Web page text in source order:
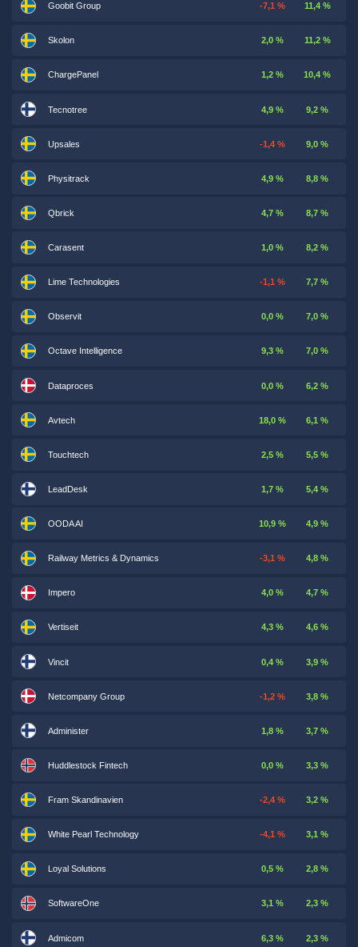
Goobit Group -7,1 % 11,4 %
Skolon 2,0 % 11,2 %
ChargePanel 1,2 % 10,4 %
Tecnotree 4,9 % 9,2 %
Upsales -1,4 % 9,0 %
Physitrack 4,9 % 8,8 %
Qbrick 4,7 % 8,7 %
Carasent 1,0 % 8,2 %
Lime Technologies -1,1 % 7,7 %
Observit 0,0 % 7,0 %
Octave Intelligence 9,3 % 7,0 %
Dataproces 0,0 % 6,2 %
Avtech 18,0 % 6,1 %
Touchtech 2,5 % 5,5 %
LeadDesk 1,7 % 5,4 %
OODA AI 10,9 % 4,9 %
Railway Metrics & Dynamics -3,1 % 4,8 %
Impero 4,0 % 4,7 %
Vertiseit 4,3 % 4,6 %
Vincit 0,4 % 3,9 %
Netcompany Group -1,2 % 3,8 %
Administer 1,8 % 3,7 %
Huddlestock Fintech 0,0 % 3,3 %
Fram Skandinavien -2,4 % 3,2 %
White Pearl Technology -4,1 % 3,1 %
Loyal Solutions 0,5 % 2,8 %
SoftwareOne 3,1 % 2,3 %
Admicom 6,3 % 2,3 %